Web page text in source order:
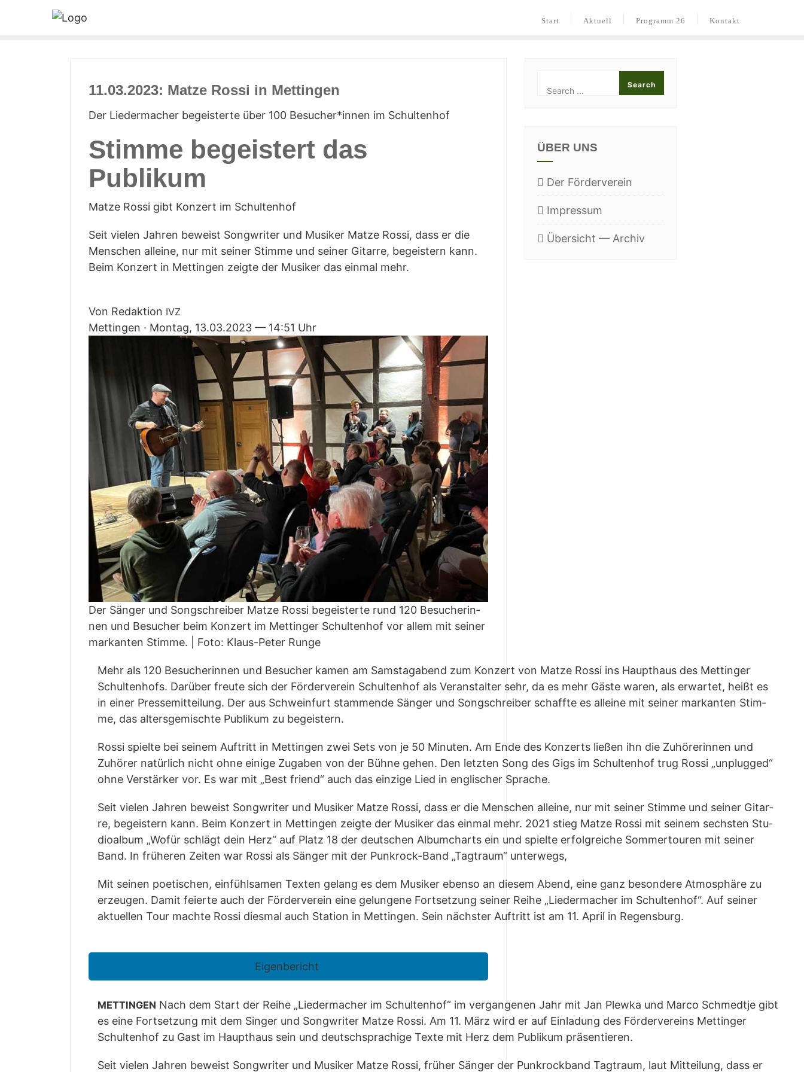
Start Aktu­ell Pro­gramm 26 Kon­takt
11.03.2023: Mat­ze Ros­si in Mettingen
Der Lie­der­ma­cher begeis­ter­te über 100 Besucher*innen im Schultenhof
Stim­me begeis­tert das
Publikum
Mat­ze Ros­si gibt Kon­zert im Schultenhof
Seit vie­len Jah­ren beweist Song­wri­ter und Musi­ker Mat­ze Ros­si, dass er die
Men­schen allei­ne, nur mit sei­ner Stim­me und sei­ner Gitar­re, begeis­tern kann.
Beim Kon­zert in Mett­in­gen zeig­te der Musi­ker das ein­mal mehr.
Von Redak­ti­on IVZ
Mett­in­gen · Mon­tag, 13.03.2023 — 14:51 Uhr
Der Sän­ger und Song­schrei­ber Mat­ze Ros­si begeis­ter­te rund 120 Besu­che­rin­
nen und Besu­cher beim Kon­zert im Mett­in­ger Schul­ten­hof vor allem mit sei­ner
mar­kan­ten Stim­me.
Foto: Klaus-Peter Runge
Mehr als 120 Besu­che­rin­nen und Besu­cher kamen am Sams­tag­abend zum Kon­zert von Mat­ze Ros­si ins Haupt­haus des Mett­in­ger
Schul­ten­hofs. Dar­über freu­te sich der För­der­ver­ein Schul­ten­hof als Ver­an­stal­ter sehr, da es mehr Gäs­te waren, als erwar­tet, heißt es
in einer Pres­se­mit­tei­lung. Der aus Schwein­furt stam­men­de Sän­ger und Song­schrei­ber schaff­te es allei­ne mit sei­ner mar­kan­ten Stim­
me, das alters­ge­misch­te Publi­kum zu begeistern.
Ros­si spiel­te bei sei­nem Auf­tritt in Mett­in­gen zwei Sets von je 50 Minu­ten. Am Ende des Kon­zerts lie­ßen ihn die Zuhö­re­rin­nen und
Zuhö­rer natür­lich nicht ohne eini­ge Zuga­ben von der Büh­ne gehen. Den letz­ten Song des Gigs im Schul­ten­hof trug Ros­si „unplug­ged“
ohne Ver­stär­ker vor. Es war mit „Best fri­end“ auch das ein­zi­ge Lied in eng­li­scher Sprache.
Seit vie­len Jah­ren beweist Song­wri­ter und Musi­ker Mat­ze Ros­si, dass er die Men­schen allei­ne, nur mit sei­ner Stim­me und sei­ner Gitar­
re, begeis­tern kann. Beim Kon­zert in Mett­in­gen zeig­te der Musi­ker das ein­mal mehr. 2021 stieg Mat­ze Ros­si mit sei­nem sechs­ten Stu­
dio­al­bum „Wofür schlägt dein Herz“ auf Platz 18 der deut­schen Album­charts ein und spiel­te erfolg­rei­che Som­mer­tou­ren mit sei­ner
Band. In frü­he­ren Zei­ten war Ros­si als Sän­ger mit der Punk­rock-Band „Tag­traum“ unterwegs,
Mit sei­nen poe­ti­schen, ein­fühl­sa­men Tex­ten gelang es dem Musi­ker eben­so an die­sem Abend, eine ganz beson­de­re Atmo­sphä­re zu
erzeu­gen. Damit fei­er­te auch der För­der­ver­ein eine gelun­ge­ne Fort­set­zung sei­ner Rei­he „Lie­der­ma­cher im Schul­ten­hof“. Auf sei­ner
aktu­el­len Tour mach­te Ros­si dies­mal auch Sta­ti­on in Mett­in­gen. Sein nächs­ter Auf­tritt ist am 11. April in Regensburg.
Eigenbericht
METTINGEN Nach dem Start der Rei­he „Lie­der­ma­cher im Schul­ten­hof“ im ver­gan­ge­nen Jahr mit Jan Plew­ka und Mar­co Schmedt­je gibt
es eine Fort­set­zung mit dem Sin­ger und Song­wri­ter Mat­ze Ros­si. Am 11. März wird er auf Ein­la­dung des För­der­ver­eins Mett­in­ger
Schul­ten­hof zu Gast im Haupt­haus sein und deutsch­spra­chi­ge Tex­te mit Herz dem Publi­kum präsentieren.
Seit vie­len Jah­ren beweist Song­wri­ter und Musi­ker Mat­ze Ros­si, frü­her Sän­ger der Punk­rock­band Tag­traum, laut Mit­tei­lung, dass er
ÜBER UNS
Der För­der­ver­ein
Impres­sum
Über­sicht — Archiv